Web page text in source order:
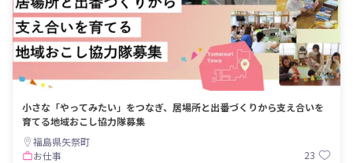
小さな「やってみたい」をつなぎ、居場所と出番づくりから支え合いを
育てる地域おこし協力隊募集
福島県矢祭町
お仕事
23